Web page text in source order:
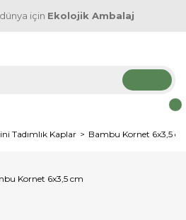
için Ekolojik Ambalaj
Tadımlık Kaplar Bambu Kornet 6x3,5